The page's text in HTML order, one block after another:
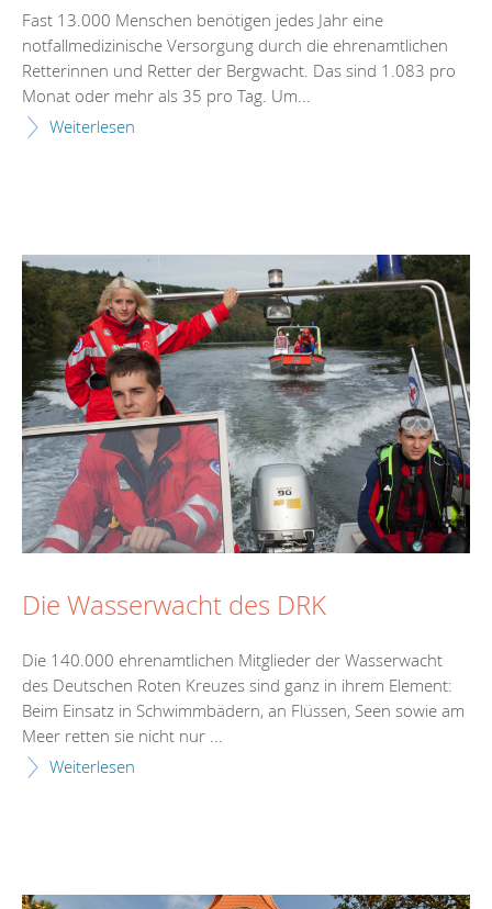
Fast 13.000 Menschen benötigen jedes Jahr eine
notfallmedizinische Versorgung durch die ehrenamtlichen
Retterinnen und Retter der Bergwacht. Das sind 1.083 pro
Monat oder mehr als 35 pro Tag. Um...
Weiterlesen
Die Wasserwacht des DRK
Die 140.000 ehrenamtlichen Mitglieder der Wasserwacht
des Deutschen Roten Kreuzes sind ganz in ihrem Element:
Beim Einsatz in Schwimmbädern, an Flüssen, Seen sowie am
Meer retten sie nicht nur ...
Weiterlesen